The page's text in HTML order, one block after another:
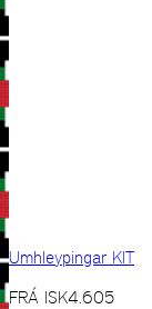
Umhleypingar KIT
FRÁ ISK4.605